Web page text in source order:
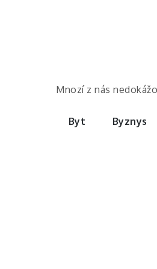
Mnozí z nás
Byt Byznys